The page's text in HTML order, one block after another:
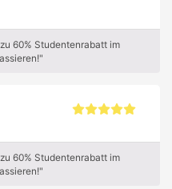
60% Studentenrabatt im
60% Studentenrabatt im